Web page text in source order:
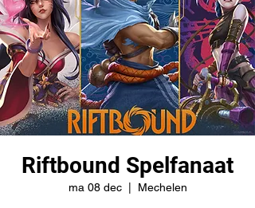
Riftbound Spelfanaat
ma 08 dec
  |
Mechelen